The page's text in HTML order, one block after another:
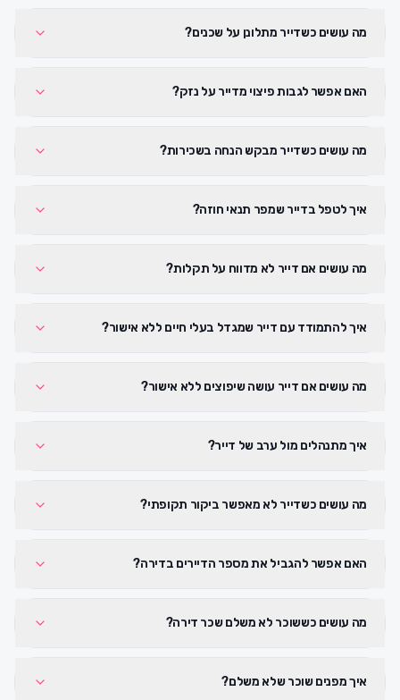
מה עושים כשדייר מתלונן על שכנים?
האם אפשר לגבות פיצוי מדייר על נזק?
מה עושים כשדייר מבקש הנחה בשכירות?
איך לטפל בדייר שמפר תנאי חוזה?
מה עושים אם דייר לא מדווח על תקלות?
איך להתמודד עם דייר שמגדל בעלי חיים ללא אישור?
מה עושים אם דייר עושה שיפוצים ללא אישור?
איך מתנהלים מול ערב של דייר?
מה עושים כשדייר לא מאפשר ביקור תקופתי?
האם אפשר להגביל את מספר הדיירים בדירה?
מה עושים כששוכר לא משלם שכר דירה?
איך מפנים שוכר שלא משלם?